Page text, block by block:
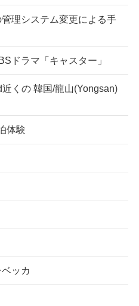
理システム変更による手
ドラマ「キャスター」
くの 韓国/龍山(Yongsan)
体験
ッカ